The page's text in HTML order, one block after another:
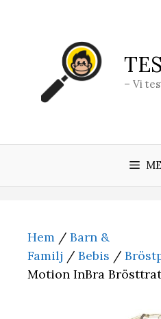
– Vi
Hem / Barn &
Familj / Bebis /
Motion InBra